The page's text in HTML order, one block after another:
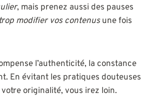
, mais prenez aussi des pauses
modifier vos contenusune fois
l’authenticité, la constance
En évitant les pratiques douteuses
originalité, vous irez loin.